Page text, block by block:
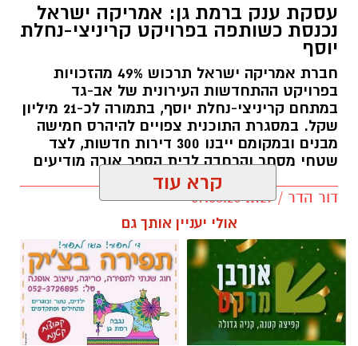
עסקת ענק ברמת גן: אמריקה ישראל
נכנסת כשותפה בפרויקט קריניצי-נחלת
יוסף
חברת אמריקה ישראל תרכוש 49% מהזכויות
בפרויקט ההתחדשות העירונית של אב-גד
במתחם קריניצי-נחלת יוסף, בתמורה לכ-21 מיליון
שקל. במסגרת התוכנית צפויים להיהרס חמישה
מבנים ובמקומם ייבנו 300 דירות חדשות, לצד
שטחי מסחר והרחבה לבית הספר אורה מודיעים
דור הדר / 11:29 09.08.26
תגים:התחדשות עירונית רמת גן
קרא עוד
אולי יעניין אותך גם